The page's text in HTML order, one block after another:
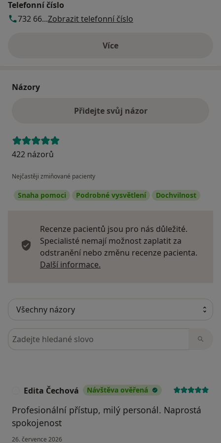
Telefonní číslo
732 66...Zobrazit telefonní číslo
Víceo adrese
Názory
Přidejte svůj názor
422 názorů
Nejčastěji zmiňované pacienty
Snaha pomoci Podrobné vysvětlení Dochvilnost
Recenze pacientů jsou pro nás důležité.
Specialisté nemají možnost zaplatit za
odstranění nebo změnu recenze pacienta.
Další informace.
Hledejte v názorech
Edita Čechová Návštěva ověřená
Profesionální přístup, milý personál. Naprostá
spokojenost
26. července 2026